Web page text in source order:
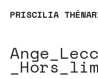
PRISCILIA